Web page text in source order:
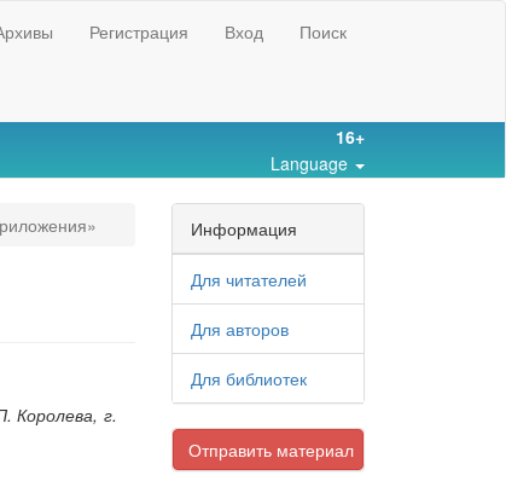
Регистрация Вход Поиск
16+
Language
Королева, г.
Информация
Для читателей
Для авторов
Для библиотек
Отправить материал